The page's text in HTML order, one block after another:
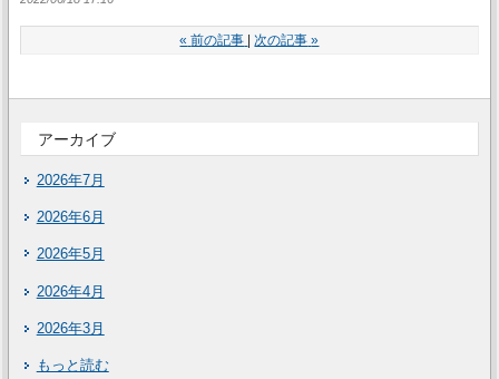
« 前の記事 次の記事 »
アーカイブ
2026年7月
2026年6月
2026年5月
2026年4月
2026年3月
もっと読む